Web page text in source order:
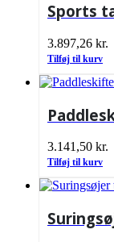
Sports
3.897,26 kr.
Tilføj til kurv
3.141,50 kr.
Tilføj til kurv